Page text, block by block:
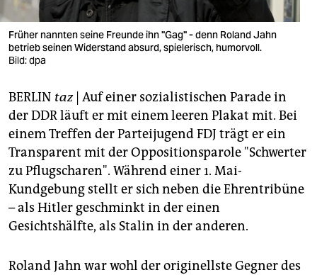
verlag
veranstaltungen
fragen & hilfe
unterstützen
abo
genossenschaft
epaper login
Früher nannten seine Freunde ihn "Gag" - denn Roland Jahn
betrieb seinen Widerstand absurd, spielerisch, humorvoll.
Bild: dpa
BERLIN taz| Auf einer sozialistischen Parade in
der DDR läuft er mit einem leeren Plakat mit. Bei
einem Treffen der Parteijugend FDJ trägt er ein
Transparent mit der Oppositionsparole "Schwerter
zu Pflugscharen". Während einer 1. Mai-
Kundgebung stellt er sich neben die Ehrentribüne
– als Hitler geschminkt in der einen
Gesichtshälfte, als Stalin in der anderen.
Roland Jahn war wohl der originellste Gegner des